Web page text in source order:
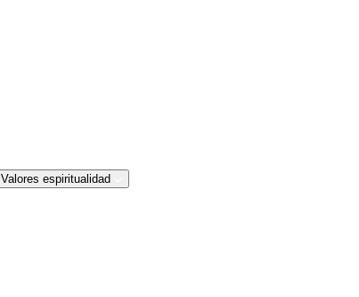
Valores espiritualidad